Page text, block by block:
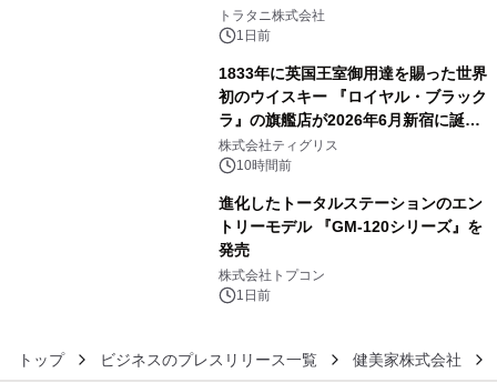
トラタニ株式会社
1日前
1833年に英国王室御用達を賜った世界
初のウイスキー 『ロイヤル・ブラック
ラ』の旗艦店が2026年6月新宿に誕
生 バカルディ ジャパンと連携した
没入型バー「BAR Arca」
株式会社ティグリス
10時間前
進化したトータルステーションのエン
トリーモデル 『GM-120シリーズ』を
発売
株式会社トプコン
1日前
トップ ビジネスのプレスリリース一覧 健美家株式会社